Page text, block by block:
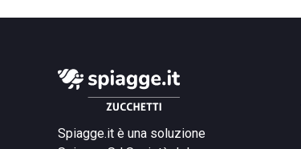
Spiagge.it è una soluzione